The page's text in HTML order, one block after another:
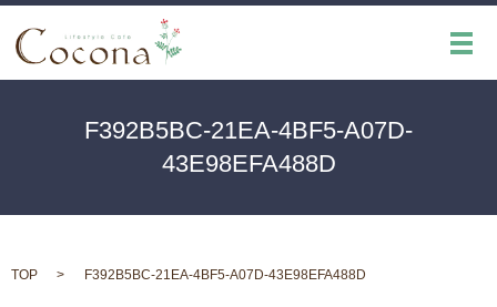
メ
F392B5BC-21EA-4BF5-A07D-
43E98EFA488D
TOP F392B5BC-21EA-4BF5-A07D-43E98EFA488D